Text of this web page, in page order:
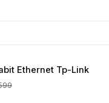
Ethernet Tp-Link